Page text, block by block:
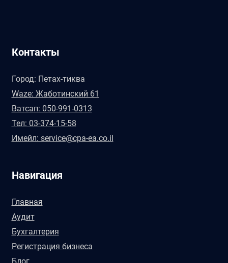
Контакты
Город: Петах-тиква
Waze: Жаботинский 61
Ватсап: 050-991-0313
Тел: 03-374-15-58
Имейл: service@cpa-ea.co.il
Навигация
Главная
Аудит
Бухгалтерия
Регистрация бизнеса
Блог